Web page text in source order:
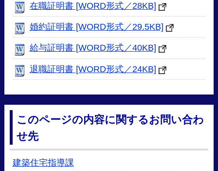
在職証明書 [WORD形式／28KB]
婚約証明書 [WORD形式／29.5KB]
給与証明書 [WORD形式／40KB]
退職証明書 [WORD形式／24KB]
このページの内容に関するお問い合わ
せ先
建築住宅指導課